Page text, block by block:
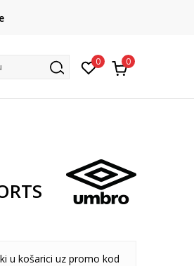
u trgovini
0 0
u košarici uz promo kod